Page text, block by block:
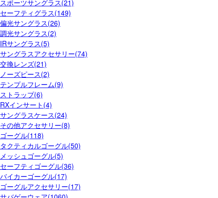
スポーツサングラス(21)
セーフティグラス(149)
偏光サングラス(26)
調光サングラス(2)
IRサングラス(5)
サングラスアクセサリー(74)
交換レンズ(21)
ノーズピース(2)
テンプルフレーム(9)
ストラップ(6)
RXインサート(4)
サングラスケース(24)
その他アクセサリー(8)
ゴーグル(118)
タクティカルゴーグル(50)
メッシュゴーグル(5)
セーフティゴーグル(36)
バイカーゴーグル(17)
ゴーグルアクセサリー(17)